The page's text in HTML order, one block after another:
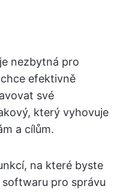
nezbytná pro
efektivně
své
který vyhovuje
a cílům.
na které byste
pro správu